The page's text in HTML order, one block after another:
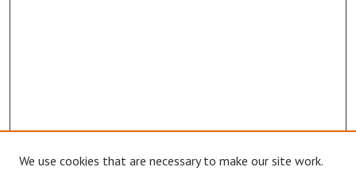
We use cookies that are necessary to make our site work.